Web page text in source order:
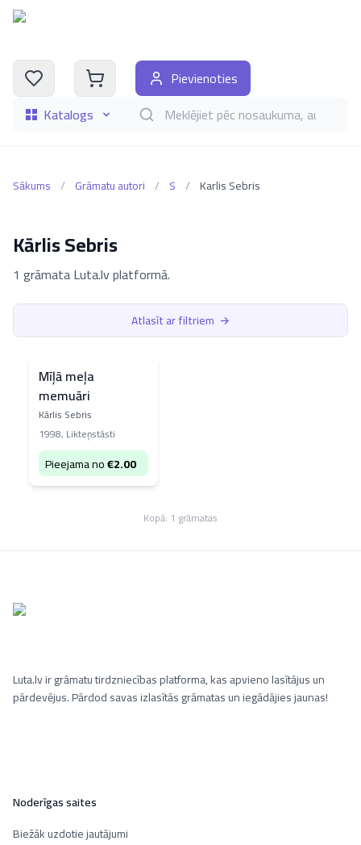
Katalogs Meklēt grāmatas pēc nosaukuma, autora,
Pievienoties
Sākums / Grāmatu autori / S / Karlis Sebris
Kārlis Sebris
1 grāmata Luta.lv platformā.
Atlasīt ar filtriem →
Mīļā meļa
memuāri
Kārlis Sebris
1998, Likteņstāsti
Pieejama no€2.00
Kopā: 1 grāmatas
Luta.lv ir grāmatu tirdzniecības platforma, kas apvieno lasītājus un
pārdevējus. Pārdod savas izlasītās grāmatas un iegādājies jaunas!
Noderīgas saites
Biežāk uzdotie jautājumi